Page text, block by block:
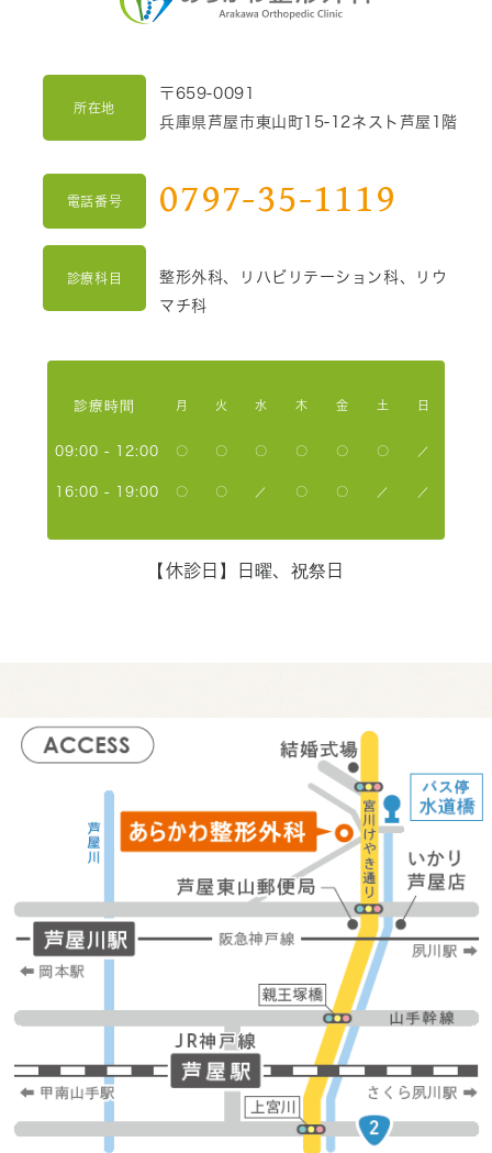
所在地
〒659-0091
兵庫県芦屋市東山町15-12ネスト芦屋1階
電話番号 0797-35-1119
診療科目
整形外科、リハビリテーション科、リウ
マチ科
診療時間 月 火 水 木 金 土 日
09:00 - 12:00 〇 〇 〇 〇 〇 〇 ／
16:00 - 19:00 〇 〇 ／ 〇 〇 ／ ／
【休診日】 日曜、祝祭日